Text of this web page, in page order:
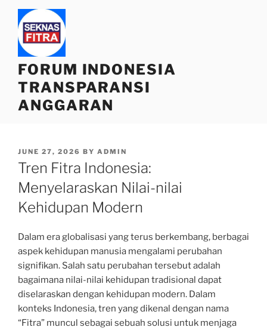
content
FORUM INDONESIA
TRANSPARANSI
ANGGARAN
POSTED
ON
JUNE 27, 2026 BY ADMIN
Tren Fitra Indonesia:
Menyelaraskan Nilai-nilai
Kehidupan Modern
Dalam era globalisasi yang terus berkembang, berbagai
aspek kehidupan manusia mengalami perubahan
signifikan. Salah satu perubahan tersebut adalah
bagaimana nilai-nilai kehidupan tradisional dapat
diselaraskan dengan kehidupan modern. Dalam
konteks Indonesia, tren yang dikenal dengan nama
“Fitra” muncul sebagai sebuah solusi untuk menjaga